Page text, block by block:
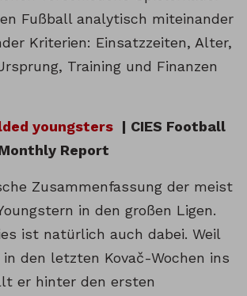
Fußball analytisch miteinander
Kriterien: Einsatzzeiten, Alter,
Training und Finanzen
youngsters | CIES Football
Report
Zusammenfassung der meist
in den großen Ligen.
ist natürlich auch dabei. Weil
den letzten Kovač-Wochen ins
er hinter den ersten